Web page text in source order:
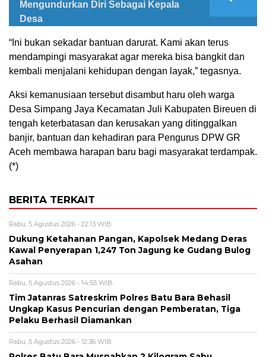
Mengundurkan Diri Sebagai Kepala
Desa
“Ini bukan sekadar bantuan darurat. Kami akan terus
mendampingi masyarakat agar mereka bisa bangkit dan
kembali menjalani kehidupan dengan layak,” tegasnya.
Aksi kemanusiaan tersebut disambut haru oleh warga
Desa Simpang Jaya Kecamatan Juli Kabupaten Bireuen di
tengah keterbatasan dan kerusakan yang ditinggalkan
banjir, bantuan dan kehadiran para Pengurus DPW GR
Aceh membawa harapan baru bagi masyarakat terdampak.
(*)
BERITA TERKAIT
Rabu, 5 Agustus 2026 - 22:13 WIB
Dukung Ketahanan Pangan, Kapolsek Medang Deras
Kawal Penyerapan 1,247 Ton Jagung ke Gudang Bulog
Asahan
Rabu, 5 Agustus 2026 - 14:55 WIB
Tim Jatanras Satreskrim Polres Batu Bara Behasil
Ungkap Kasus Pencurian dengan Pemberatan, Tiga
Pelaku Berhasil Diamankan
Rabu, 5 Agustus 2026 - 12:36 WIB